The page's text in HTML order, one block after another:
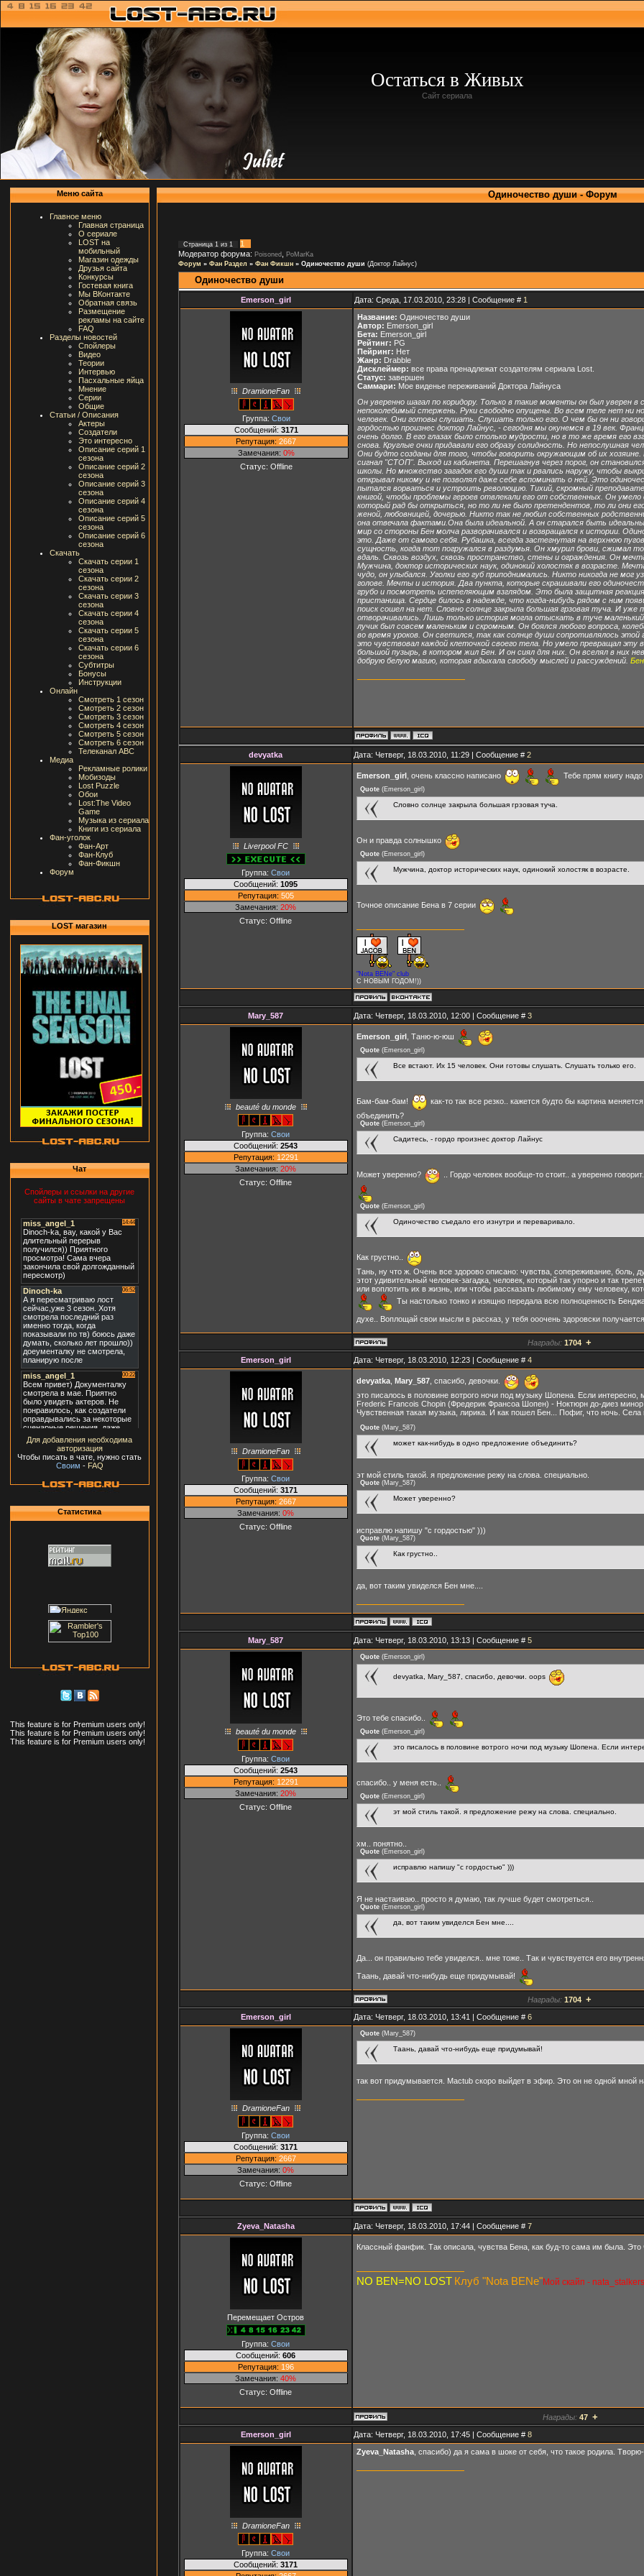
Остаться в Живых
Сайт сериала
Меню сайта
Главное меню
Главная страница
О сериале
LOST на
мобильный
Магазин одежды
Друзья сайта
Конкурсы
Гостевая книга
Мы ВКонтакте
Обратная связь
Размещение
рекламы на сайте
FAQ
Разделы новостей
Спойлеры
Видео
Теории
Интервью
Пасхальные яйца
Мнение
Серии
Общие
Статьи / Описания
Актеры
Создатели
Это интересно
Описание серий 1
сезона
Описание серий 2
сезона
Описание серий 3
сезона
Описание серий 4
сезона
Описание серий 5
сезона
Описание серий 6
сезона
Скачать
Скачать серии 1
сезона
Скачать серии 2
сезона
Скачать серии 3
сезона
Скачать серии 4
сезона
Скачать серии 5
сезона
Скачать серии 6
сезона
Субтитры
Бонусы
Инструкции
Онлайн
Смотреть 1 сезон
Смотреть 2 сезон
Смотреть 3 сезон
Смотреть 4 сезон
Смотреть 5 сезон
Смотреть 6 сезон
Телеканал ABC
Медиа
Рекламные ролики
Мобизоды
Lost Puzzle
Обои
Lost:The Video
Game
Музыка из сериала
Книги из сериала
Фан-уголок
Фан-Арт
Фан-Клуб
Фан-Фикшн
Форум
LOST магазин
Чат
Спойлеры и ссылки на другие
сайты в чате запрещены
Для добавления необходима
авторизация
Чтобы писать в чате, нужно стать
Своим - FAQ
Статистика
This feature is for Premium users only!
This feature is for Premium users only!
This feature is for Premium users only!
Одиночество души - Форум
Страница 1 из 1
1
Модератор форума: Poisoned,
PoMarKa
Форум » Фан Раздел » Фан Фикшн » Одиночество души (Доктор Лайнус)
Одиночество души
Emerson_girl Дата: Среда, 17.03.2010, 23:28 | Сообщение # 1
DramioneFan
Группа: Свои
Сообщений: 3171
Репутация: 2667
Замечания: 0%
Статус: Offline
Название: Одиночество души
Автор: Emerson_girl
Бета: Emerson_girl
Рейтинг: PG
Пейринг: Нет
Жанр: Drabble
Дисклеймер: все права пренадлежат создателям сериала Lost.
Статус: завершен
Саммари: Мое виденье переживаний Доктора Лайнуса
Он уверенно шагал по коридору. Только в такие моменты он был уверен в
непоколебимый стержень. Руки свободно опущены. Во всем теле нет ни
человек. Они готовы слушать. Слушать только его. О чем бы он ни
гордостью произнес доктор Лайнус, - сегодня мы окунемся в 19 век.
очень долго. В его глазах было столько мудрости, но в то же время его
снова. Круглые очки придавали его образу солидность. Но непослушная
Они будто созданы для того, чтобы говорить окружающим об их хозяине.
сигнал "СТОП". Выход из кабинета. Перешагнув через порог, он
школы. Но множество загадок его души так и рвались наружу, чтобы
открывал никому и не позволял даже себе вспоминать о ней. Это
пытался ворваться и устроить революцию. Тихий, скромный
книгой, чтобы проблемы героев отвлекали его от собственных. Он умело
который рад бы открыться, но то ли не было претендентов, то ли они
женой, любовницей, дочерью. Никто так не любил собственных
она отвечала фактами.Она была идеальной. А он старался быть
мир со стороны Бен молча разворачивался и возвращался к истории.
это. Даже от самого себя. Рубашка, всегда застегнутая на верхнюю
сущность, когда тот погружался в раздумья. Он хмурил брови, сжимал
вдаль. Сквозь воздух, сквозь пространство, стены и ограждения. Он
Мужчина, доктор исторических наук, одинокий холостяк в возрасте.
чудо, он улыбался. Уголки его губ приподнимались. Никто никогда не
голове. Мечты и история. Два пункта, которые скрашивали его
грубо и посмотреть испепеляющим взглядом. Это была защитная
пристанища. Сердце билось в надежде, что когда-нибудь рядом с ним
поиск сошел на нет. Словно солнце закрыла большая грзовая туча. И
отворачивались. Лишь только история могла отыскать в туче
лучик был совсем маленьким и скромным. Он боялся любого вопроса,
во время уроков. Он светился, так как солнце души сопротивлялось
это чувствовал каждой клеточкой своего тела. Но умело превращал
большой пузырь, в котором жил Бен. И он сиял для них. Он вселял в них
добрую белую магию, которая вдыхала свободу мыслей и рассуждений.
devyatka Дата: Четверг, 18.03.2010, 11:29 | Сообщение # 2
Liverpool FC
Группа: Свои
Сообщений: 1095
Репутация: 505
Замечания: 20%
Статус: Offline
Emerson_girl, очень классно написано Тебе прям книгу надо
Quote(Emerson_girl )
Словно солнце закрыла большая грзовая туча.
Он и правда солнышко
Quote(Emerson_girl )
Мужчина, доктор исторических наук, одинокий холостяк в возрасте.
Точное описание Бена в 7 серии
"Nota BENe" club
С НОВЫМ ГОДОМ!))
Mary_587 Дата: Четверг, 18.03.2010, 12:00 | Сообщение # 3
beauté du monde
Группа: Свои
Сообщений: 2543
Репутация: 12291
Замечания: 20%
Статус: Offline
Emerson_girl, Таню-ю-юш
Quote(Emerson_girl )
Все встают. Их 15 человек. Они готовы слушать. Слушать только его.
Бам-бам-бам!
как-то так все резко.. кажется будто бы картина
объединить?
Quote(Emerson_girl )
Садитесь, - гордо произнес доктор Лайнус
Может уверенно? .. Гордо человек вообще-то стоит.. а уверенно
Quote(Emerson_girl )
Одиночество съедало его изнутри и переваривало.
Как грустно..
Тань, ну что ж. Очень все здорово описано: чувства, сопереживание, боль,
этот удивительный человек-загадка, человек, который так упорно и так
или воплотить их в жизнь, или чтобы рассказать любимому ему человеку,
Ты настолько тонко и изящно передала всю полноценность
духе.. Воплощай свои мысли в рассказ, у тебя ооочень здоровски
Награды: 1704 +
Emerson_girl Дата: Четверг, 18.03.2010, 12:23 | Сообщение # 4
DramioneFan
Группа: Свои
Сообщений: 3171
Репутация: 2667
Замечания: 0%
Статус: Offline
devyatka, Mary_587, спасибо, девочки.
это писалось в половине вотрого ночи под музыку Шопена. Если интересно,
Frederic Francois Chopin (Фредерик Франсоа Шопен) - Ноктюрн до-диез
Чувственная такая музыка, лирика. И как пошел Бен... Пофиг, что ночь. Села
Quote(Mary_587)
может как-нибудь в одно предложение объединить?
эт мой стиль такой. я предложение режу на слова. специально.
Quote(Mary_587)
Может уверенно?
исправлю напишу "с гордостью" )))
Quote(Mary_587)
Как грустно..
да, вот таким увиделся Бен мне....
Mary_587 Дата: Четверг, 18.03.2010, 13:13 | Сообщение # 5
beauté du monde
Группа: Свои
Сообщений: 2543
Репутация: 12291
Замечания: 20%
Статус: Offline
Quote(Emerson_girl )
devyatka, Mary_587, спасибо, девочки. oops
Это тебе спасибо..
Quote(Emerson_girl )
это писалось в половине вотрого ночи под музыку Шопена. Если
спасибо.. у меня есть..
Quote(Emerson_girl )
эт мой стиль такой. я предложение режу на слова. специально.
хм.. понятно..
Quote(Emerson_girl )
исправлю напишу "с гордостью" )))
Я не настаиваю.. просто я думаю, так лучше будет смотреться..
Quote(Emerson_girl )
да, вот таким увиделся Бен мне....
Да... он правильно тебе увиделся.. мне тоже.. Так и чувствуется его
Таань, давай что-нибудь еще придумывай!
Награды: 1704 +
Emerson_girl Дата: Четверг, 18.03.2010, 13:41 | Сообщение # 6
DramioneFan
Группа: Свои
Сообщений: 3171
Репутация: 2667
Замечания: 0%
Статус: Offline
Quote(Mary_587)
Таань, давай что-нибудь еще придумывай!
так вот придумывается. Mactub скоро выйдет в эфир. Это он не одной мной
Zyeva_Natasha Дата: Четверг, 18.03.2010, 17:44 | Сообщение # 7
Перемещает Остров
Группа: Свои
Сообщений: 606
Репутация: 196
Замечания: 40%
Статус: Offline
Классный фанфик. Так описала, чувства Бена, как буд-то сама им была. Это
NO BEN=NO LOST Клуб "Nota BENe"Мой скайп -
Награды: 47 +
Emerson_girl Дата: Четверг, 18.03.2010, 17:45 | Сообщение # 8
DramioneFan
Группа: Свои
Сообщений: 3171
Zyeva_Natasha, спасибо) да я сама в шоке от себя, что такое родила.